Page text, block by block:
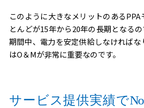
このように大きなメリットのある
とんどが15年から20年の長期となる
期間中、電力を安定供給しなければ
はO＆Mが非常に重要なのです。
サービス提供実績で